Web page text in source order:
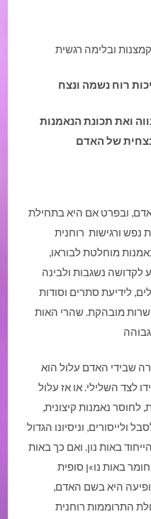
רוח נשמה ונצח
ואת תכונת הנאמנות
של האדם
ובפרט אם היא בתחילת
נפש ורגישות רוחנית
מוחלטת לבוראו,
לקדושה נשגבות ולבינה
לידיעת סתרים וסודות
מובהקת. שהרי האות
שבידי האדם עלול הוא
לצד השלילי. או אז עלול
לחוסר נאמנות קיצונית,
ולייסורים, וניסיונו הגדול
באות נון. ואם כך באות
באות נו»ן סופית
היא בשם האדם,
התרוממות רוחנית